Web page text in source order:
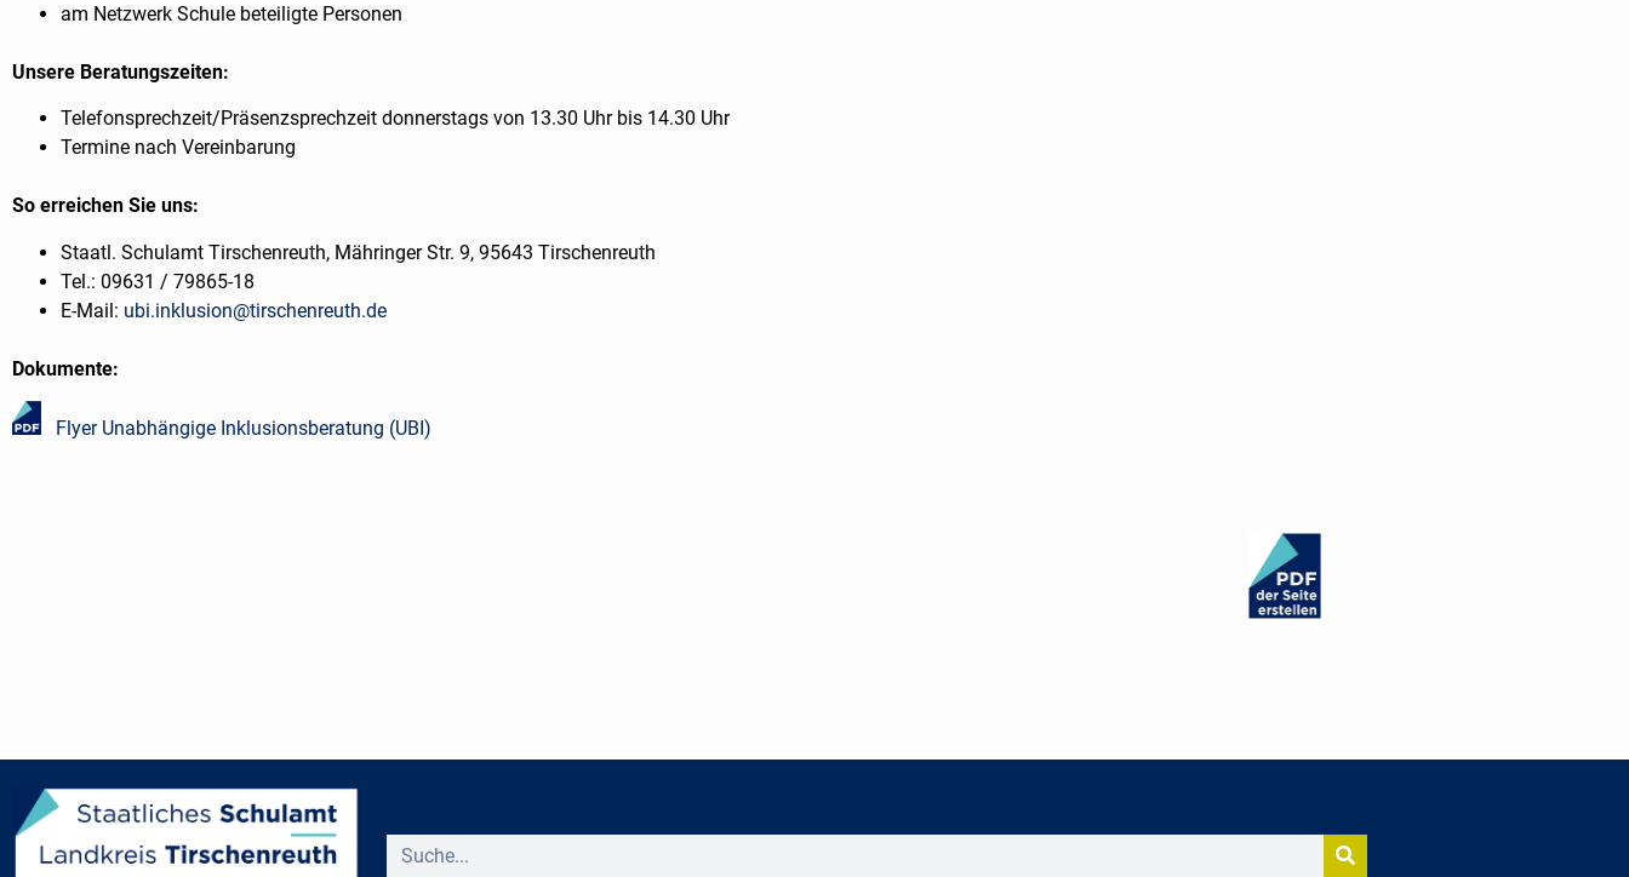
am Netzwerk Schule beteiligte Personen
Unsere Beratungszeiten:
Telefonsprechzeit/Präsenzsprechzeit donnerstags von 13.30 Uhr bis 14.30 Uhr
Termine nach Vereinbarung
So erreichen Sie uns:
Staatl. Schulamt Tirschenreuth, Mähringer Str. 9, 95643 Tirschenreuth
Tel.: 09631 / 79865-18
E-Mail: ubi.inklusion@tirschenreuth.de
Dokumente:
Flyer Unabhängige Inklusionsberatung (UBI)